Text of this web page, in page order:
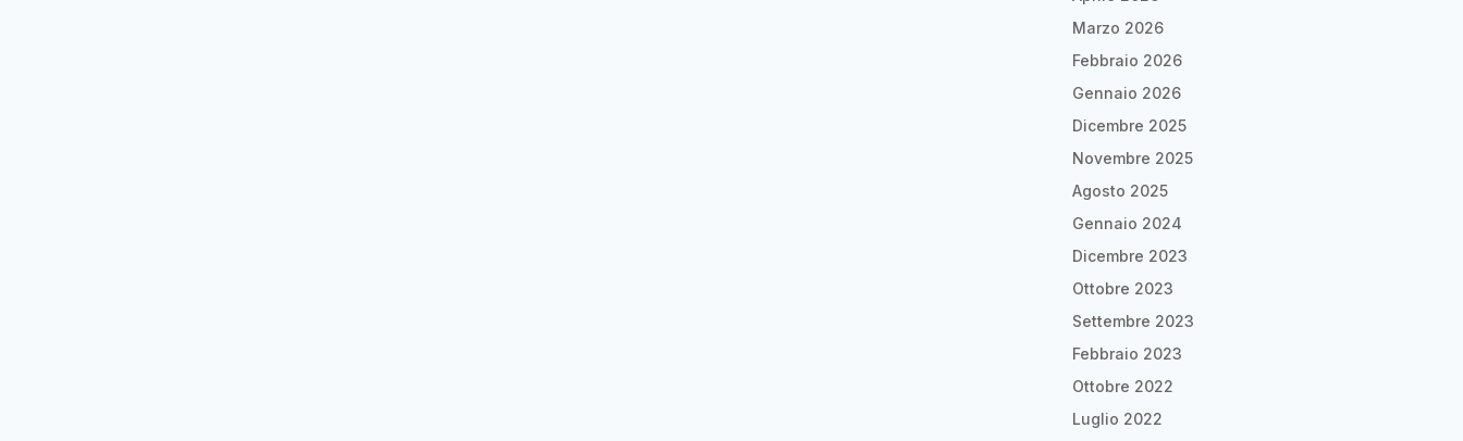
Marzo 2026
Febbraio 2026
Gennaio 2026
Dicembre 2025
Novembre 2025
Agosto 2025
Gennaio 2024
Dicembre 2023
Ottobre 2023
Settembre 2023
Febbraio 2023
Ottobre 2022
Luglio 2022